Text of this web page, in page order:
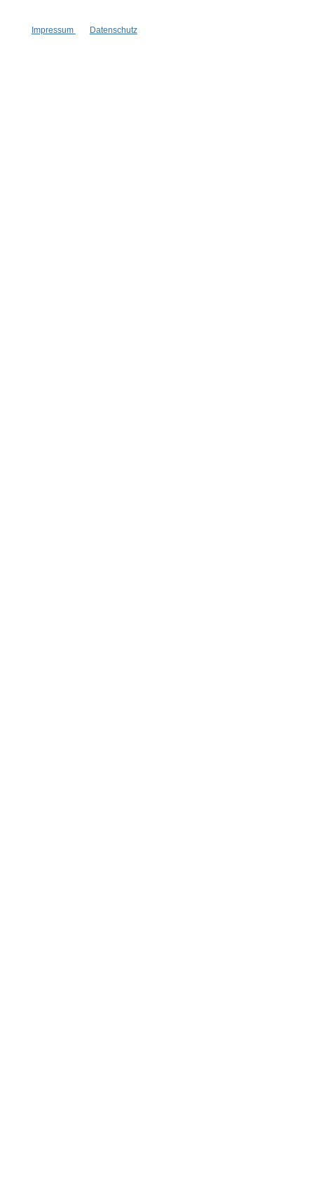
Impressum Datenschutz